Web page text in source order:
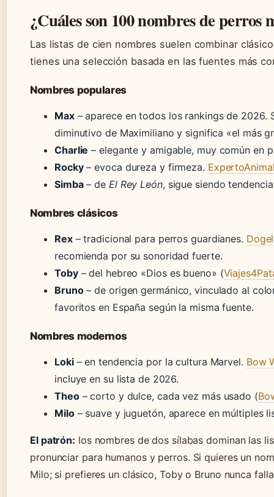
¿Cuáles son 100 nombres de perros
Las listas de cien nombres suelen combinar
tienes una selección basada en las fuentes más
Nombres populares
Max– aparece en todos los rankings de 2026.
diminutivo de Maximiliano y significa «el más
Charlie – elegante y amigable, muy común en
Rocky– evoca dureza y firmeza.
Simba– de El Rey León, sigue siendo
Nombres clásicos
Rex– tradicional para perros guardianes.
recomienda por su sonoridad fuerte.
Toby– del hebreo «Dios es bueno» (
Bruno– de origen germánico, vinculado al
favoritos en España según la misma fuente.
Nombres modernos
Loki– en tendencia por la cultura Marvel. Bow
incluye en su lista de 2026.
Theo– corto y dulce, cada vez más usado (
Milo– suave y juguetón, aparece en múltiples
El patrón: los nombres de dos sílabas dominan las
pronunciar para humanos y perros. Si quieres un
Milo; si prefieres un clásico, Toby o Bruno nunca